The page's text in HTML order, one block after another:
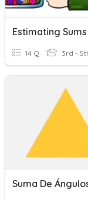
Estimating Sums
14 Q 3rd -